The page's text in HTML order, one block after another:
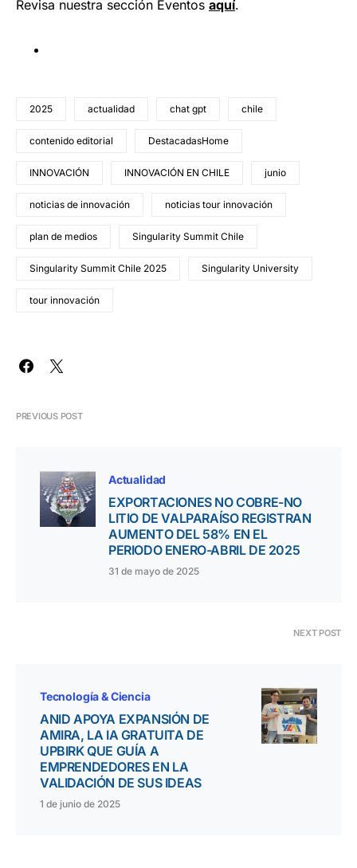
Revisa nuestra sección Eventos aquí.
2025 actualidad chat gpt chile
contenido editorial DestacadasHome
INNOVACIÓN INNOVACIÓN EN CHILE junio
noticias de innovación noticias tour innovación
plan de medios Singularity Summit Chile
Singularity Summit Chile 2025 Singularity University
tour innovación
PREVIOUS POST
Actualidad
EXPORTACIONES NO COBRE-NO
LITIO DE VALPARAÍSO REGISTRAN
AUMENTO DEL 58% EN EL
PERIODO ENERO-ABRIL DE 2025
31 de mayo de 2025
NEXT POST
Tecnología & Ciencia
ANID APOYA EXPANSIÓN DE
AMIRA, LA IA GRATUITA DE
UPBIRK QUE GUÍA A
EMPRENDEDORES EN LA
VALIDACIÓN DE SUS IDEAS
1 de junio de 2025